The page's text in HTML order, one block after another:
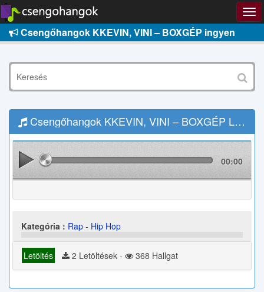
Csengőhangok KKEVIN, VINI – BOXGÉP ingyen
Csengőhangok KKEVIN, VINI – BOXGÉP Letöltés
00:00
Kategória : Rap - Hip Hop
Letöltés 2 Letöltések - 368 Hallgat